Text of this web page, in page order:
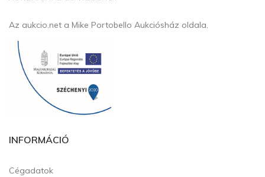
Az aukcio.net a Mike Portobello Aukciósház oldala.
INFORMÁCIÓ
Cégadatok